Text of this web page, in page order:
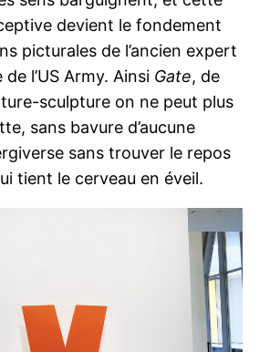
devient le fondement
picturales de l’ancien expert
l’US Army. Ainsi Gate, de
sculpture on ne peut plus
sans bavure d’aucune
sans trouver le repos
tient le cerveau en éveil.